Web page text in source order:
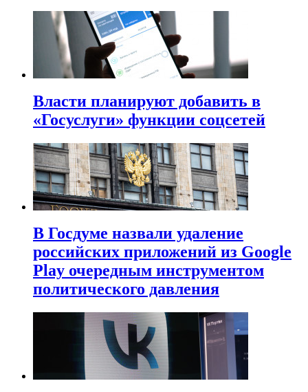
Власти планируют добавить в
«Госуслуги» функции соцсетей
В Госдуме назвали удаление
российских приложений из Google
Play очередным инструментом
политического давления